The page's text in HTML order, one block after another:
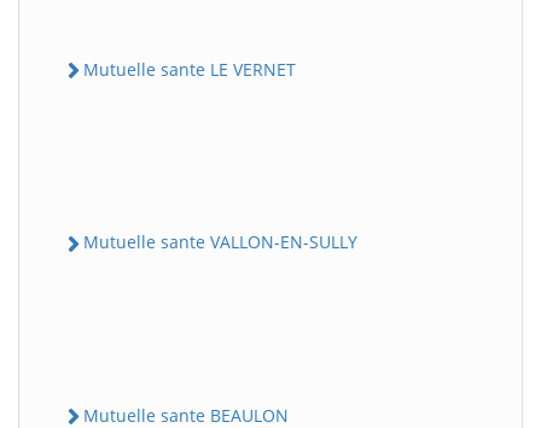
Mutuelle sante LE VERNET
Mutuelle sante VALLON-EN-SULLY
Mutuelle sante BEAULON